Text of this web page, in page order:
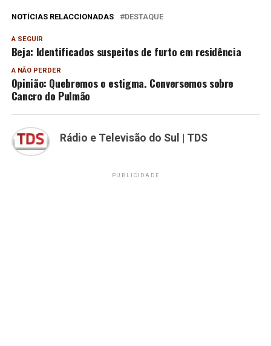
NOTÍCIAS RELACCIONADAS DESTAQUE
A SEGUIR
Beja: Identificados suspeitos de furto em residência
A NÃO PERDER
Opinião: Quebremos o estigma. Conversemos sobre
Cancro do Pulmão
Rádio e Televisão do Sul | TDS
PUBLICIDADE